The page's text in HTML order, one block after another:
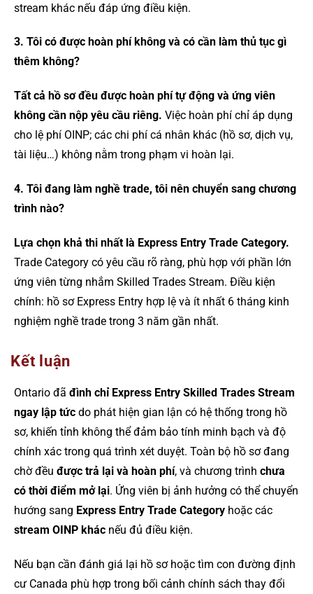
stream khác nếu đáp ứng điều kiện.
3. Tôi có được hoàn phí không và có cần làm thủ tục gì
thêm không?
Tất cả hồ sơ đều được hoàn phí tự động và ứng viên
không cần nộp yêu cầu riêng. Việc hoàn phí chỉ áp dụng
cho lệ phí OINP; các chi phí cá nhân khác (hồ sơ, dịch vụ,
tài liệu…) không nằm trong phạm vi hoàn lại.
4. Tôi đang làm nghề trade, tôi nên chuyển sang chương
trình nào?
Lựa chọn khả thi nhất là Express Entry Trade Category.
Trade Category có yêu cầu rõ ràng, phù hợp với phần lớn
ứng viên từng nhắm Skilled Trades Stream. Điều kiện
chính: hồ sơ Express Entry hợp lệ và ít nhất 6 tháng kinh
nghiệm nghề trade trong 3 năm gần nhất.
Kết luận
Ontario đã đình chỉ Express Entry Skilled Trades Stream
ngay lập tức do phát hiện gian lận có hệ thống trong hồ
sơ, khiến tỉnh không thể đảm bảo tính minh bạch và độ
chính xác trong quá trình xét duyệt. Toàn bộ hồ sơ đang
chờ đều được trả lại và hoàn phí, và chương trình chưa
có thời điểm mở lại. Ứng viên bị ảnh hưởng có thể chuyển
hướng sang Express Entry Trade Category hoặc các
stream OINP khác nếu đủ điều kiện.
Nếu bạn cần đánh giá lại hồ sơ hoặc tìm con đường định
cư Canada phù hợp trong bối cảnh chính sách thay đổi